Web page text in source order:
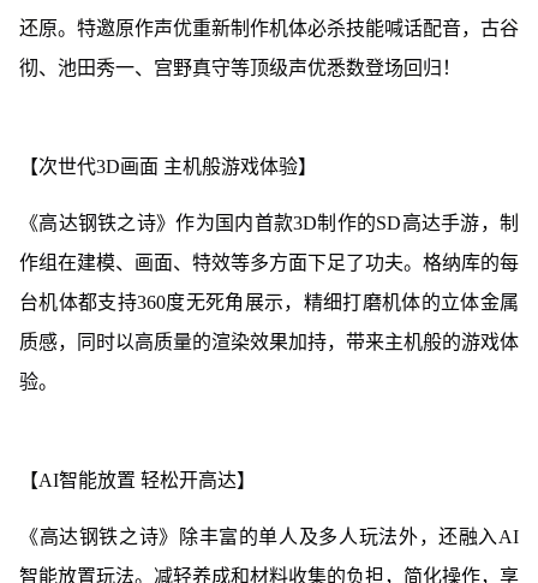
还原。特邀原作声优重新制作机体必杀技能喊话配音，古谷
彻、池田秀一、宫野真守等顶级声优悉数登场回归！
【次世代3D画面 主机般游戏体验】
《高达钢铁之诗》作为国内首款3D制作的SD高达手游，制
作组在建模、画面、特效等多方面下足了功夫。格纳库的每
台机体都支持360度无死角展示，精细打磨机体的立体金属
质感，同时以高质量的渲染效果加持，带来主机般的游戏体
验。
【AI智能放置 轻松开高达】
《高达钢铁之诗》除丰富的单人及多人玩法外，还融入AI
智能放置玩法。减轻养成和材料收集的负担，简化操作，享